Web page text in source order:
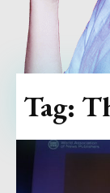
Tag: